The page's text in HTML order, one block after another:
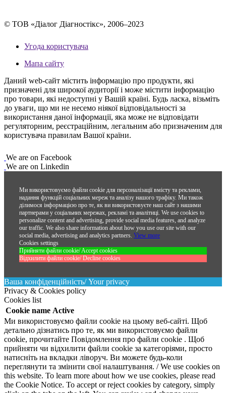
© ТОВ «Діалог Діагностікс», 2006–2023
Угода користувача
Мапа сайту
Даний web-сайт містить інформацію про продукти, які
призначені для широкої аудиторії і може містити інформацію
про товари, які недоступні у Вашій країні. Будь ласка, візьміть
до уваги, що ми не несемо ніякої відповідальності за
використання даної інформації, яка може не відповідати
регуляторним, реєстраційним, легальним або призначеним для
користувача правилам Вашої країни.
We are on Facebook
We are on Linkedin
Ми використовуємо файли cookie для персоналізації вмісту та реклами,
надання функцій соціальних мереж та аналізу нашого трафіку. Ми також
ділимося інформацією про те, як ви використовуєте наш сайт з нашими
партнерами у соціальних мережах, рекламі та аналітиці. We use cookies to
personalize content and advertising, provide social media features, and analyze
our traffic. We also share information about how you use our site with our
social media, advertising and analytics partners. View more
Cookies settings
Прийняти файли cookie/ Accept cookies
Відхилити файли cookie/ Decline cookies
Ваша конфіденційність/ Your privacy
Privacy & Cookies policy
Cookies list
Cookie name Active
Ми використовуємо файли cookie на цьому веб-сайті. Щоб
детально дізнатись про те, як ми використовуємо файли
cookie, прочитайте Повідомлення про файли cookie . Щоб
прийняти чи відхилити файли cookie за категоріями, просто
натисніть на вкладки ліворуч. Ви можете будь-коли
переглянути та змінити свої налаштування. / We use cookies on
this website. To learn more about how we use cookies, please read
the Cookie Notice. To accept or reject cookies by category, simply